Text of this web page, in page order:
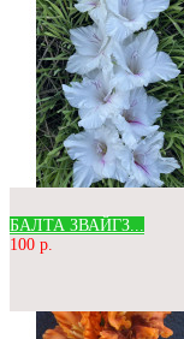
БАЛТА ЗВАЙГЗ...
100 р.